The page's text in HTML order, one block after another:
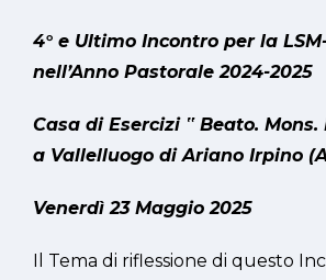
4° e Ultimo Incontro per la
nell’Anno Pastorale 2024-2025
Casa di Esercizi ‟Beato. Mons.
a Vallelluogo di Ariano Irpino
Venerdì 23 Maggio 2025
Il Tema di riflessione di questo